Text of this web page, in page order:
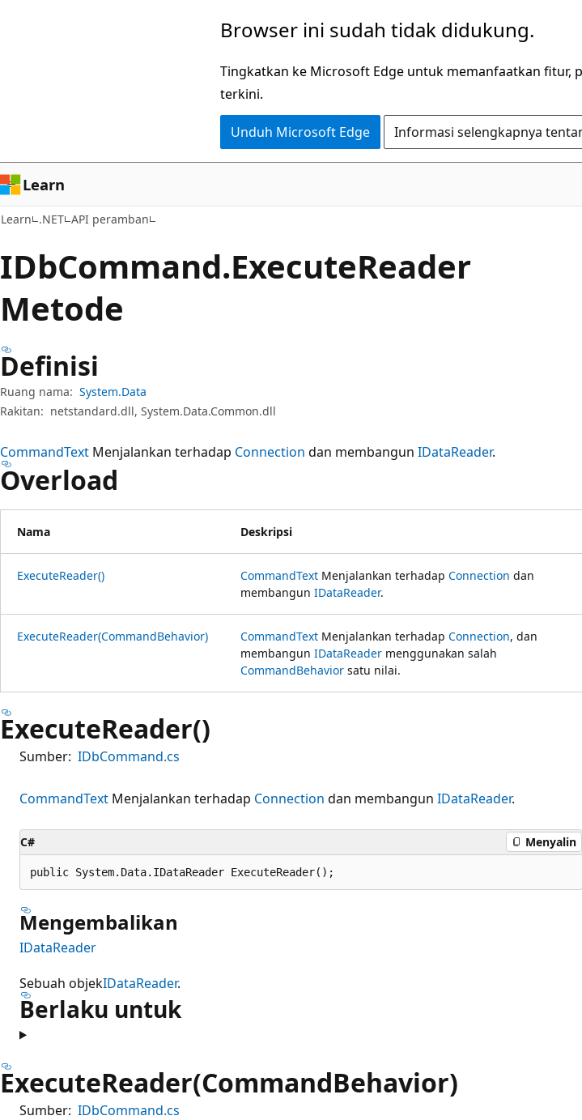
Browser ini sudah tidak didukung.
Tingkatkan ke Microsoft Edge untuk memanfaatkan fitur,
terkini.
Unduh Microsoft Edge Informasi selengkapnya
Learn
Learn .NET API peramban
IDbCommand.ExecuteReader
Metode
Definisi
Ruang nama: System.Data
Rakitan: netstandard.dll, System.Data.Common.dll
CommandText Menjalankan terhadap Connection dan membangun IDataReader.
Overload
Nama Deskripsi
ExecuteReader() CommandText Menjalankan terhadap Connection dan
membangun IDataReader.
ExecuteReader(CommandBehavior) CommandText Menjalankan terhadap Connection, dan
membangun IDataReader menggunakan salah
CommandBehavior satu nilai.
ExecuteReader()
Sumber: IDbCommand.cs
CommandText Menjalankan terhadap Connection dan membangun IDataReader.
C# Menyalin
public System.Data.IDataReader ExecuteReader();
Mengembalikan
IDataReader
Sebuah objekIDataReader.
Berlaku untuk
ExecuteReader(CommandBehavior)
Sumber: IDbCommand.cs